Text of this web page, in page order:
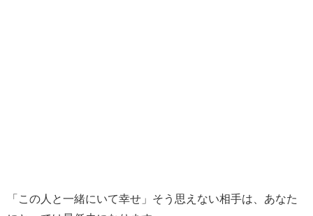
「この人と一緒にいて幸せ」そう思えない相手は、あなた